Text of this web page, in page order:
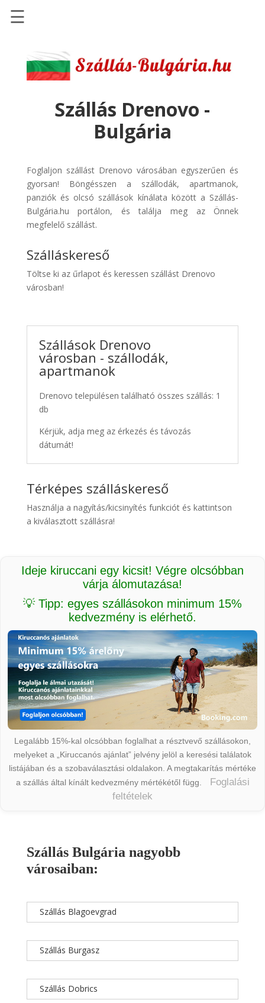
Szállások
Repülőjegy
pénzvisszatérítéssel
Discover
Cars
Transzfer
Kiwi
Taxi
☰
Szállás Drenovo -
Bulgária
Foglaljon szállást Drenovo városában egyszerűen és
gyorsan! Böngésszen a szállodák, apartmanok,
panziók és olcsó szállások kínálata között a Szállás-
Bulgária.hu portálon, és találja meg az Önnek
megfelelő szállást.
Szálláskereső
Töltse ki az űrlapot és keressen szállást Drenovo
városban!
Szállások Drenovo
városban - szállodák,
apartmanok
Drenovo településen található összes szállás: 1
db
Kérjük, adja meg az érkezés és távozás
dátumát!
Térképes szálláskereső
Használja a nagyítás/kicsinyítés funkciót és kattintson
a kiválasztott szállásra!
Ideje kiruccani egy kicsit! Végre olcsóbban
várja álomutazása!
💡 Tipp: egyes szállásokon minimum 15%
kedvezmény is elérhető.
Legalább 15%-kal olcsóbban foglalhat a résztvevő szállásokon,
melyeket a „Kiruccanós ajánlat” jelvény jelöl a keresési találatok
listájában és a szobaválasztási oldalakon. A megtakarítás mértéke
a szállás által kínált kedvezmény mértékétől függ.
Foglalási
feltételek
Szállás Bulgária nagyobb
városaiban:
Szállás Blagoevgrad
Szállás Burgasz
Szállás Dobrics